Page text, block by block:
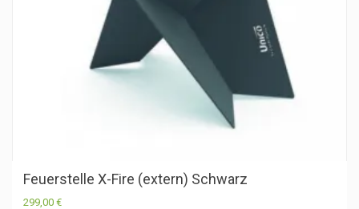
Feuerstelle X-Fire (extern) Schwarz
299,00 €